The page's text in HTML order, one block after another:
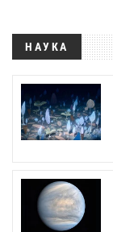
НАУКА